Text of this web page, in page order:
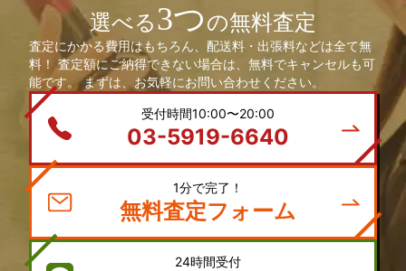
選べる3つの無料査定
査定にかかる費用はもちろん、配送料・出張料などは全て無
料！ 査定額にご納得できない場合は、無料でキャンセルも可
能です。 まずは、お気軽にお問い合わせください。
受付時間10:00〜20:00
03-5919-6640
1分で完了！
無料査定フォーム
24時間受付